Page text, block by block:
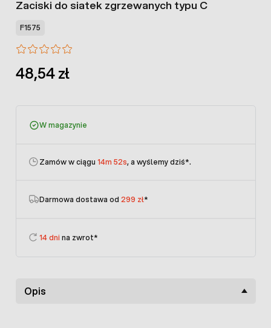
Zaciski do siatek zgrzewanych typu C
F1575
48,54 zł
W magazynie
Zamów w ciągu 14m 52s, a wyślemy dziś*.
Darmowa dostawa od 299 zł*
14 dni na zwrot*
Opis